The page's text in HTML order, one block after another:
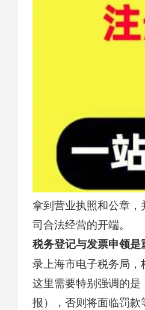
拿到营业执照和公章
司合法经营的开端。
税务登记与发票申领是
录上海市电子税务局
这里需要特别强调的
报），否则将面临罚款